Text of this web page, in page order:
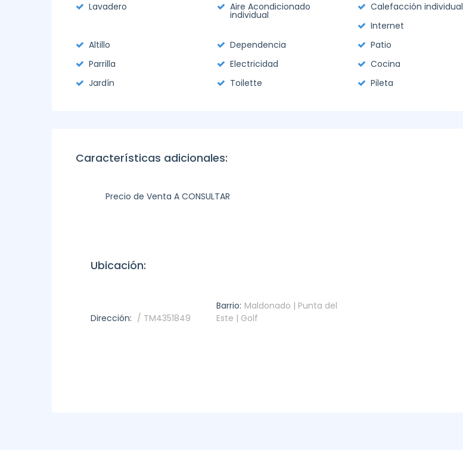
Lavadero
Aire Acondicionado
individual
Calefacción individual
Internet
Altillo
Dependencia
Patio
Parrilla
Electricidad
Cocina
Jardín
Toilette Pileta
Características adicionales:
Precio de Venta A CONSULTAR
Ubicación:
Dirección: / TM4351849
Barrio: Maldonado | Punta del
Este | Golf